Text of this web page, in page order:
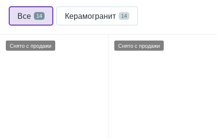
Все 14 Керамогранит 14
Снято с продажи Снято с продажи